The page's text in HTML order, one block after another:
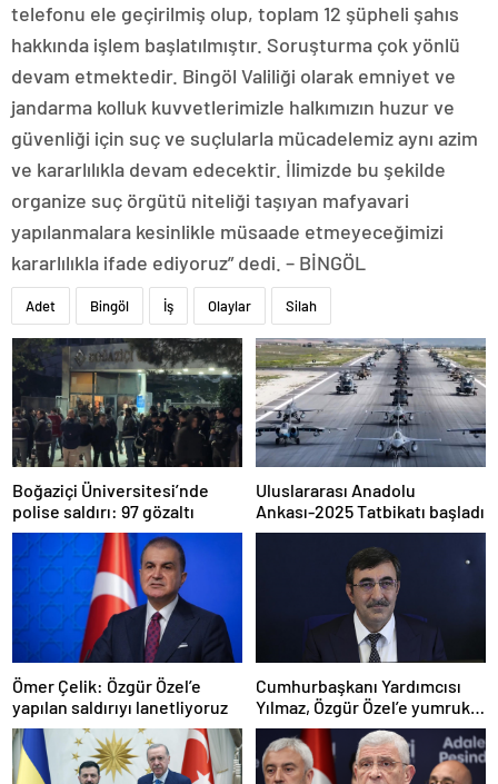
telefonu ele geçirilmiş olup, toplam 12 şüpheli şahıs
hakkında işlem başlatılmıştır. Soruşturma çok yönlü
devam etmektedir. Bingöl Valiliği olarak emniyet ve
jandarma kolluk kuvvetlerimizle halkımızın huzur ve
güvenliği için suç ve suçlularla mücadelemiz aynı azim
ve kararlılıkla devam edecektir. İlimizde bu şekilde
organize suç örgütü niteliği taşıyan mafyavari
yapılanmalara kesinlikle müsaade etmeyeceğimizi
kararlılıkla ifade ediyoruz” dedi. – BİNGÖL
Adet Bingöl İş Olaylar Silah
Boğaziçi Üniversitesi’nde
polise saldırı: 97 gözaltı
Uluslararası Anadolu
Ankası-2025 Tatbikatı başladı
Ömer Çelik: Özgür Özel’e
yapılan saldırıyı lanetliyoruz
Cumhurbaşkanı Yardımcısı
Yılmaz, Özgür Özel’e yumruklu
saldırıyı kınadı